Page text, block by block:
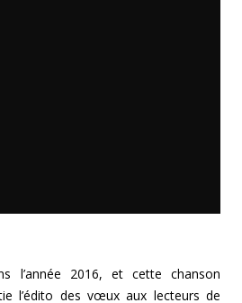
l’année 2016, et cette chanson
l’édito des vœux aux lecteurs de